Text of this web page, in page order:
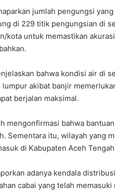
jumlah pengungsi
di 229 titik pengungsian di
kota untuk memastikan
bahwa kondisi air di
lumpur akibat banjir
berjalan maksimal.
mengonfirmasi bahwa
Sementara itu, wilayah yang
di Kabupaten Aceh
adanya kendala
cabai yang telah